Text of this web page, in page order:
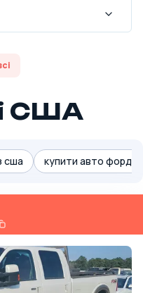
США
сша купити авто форд